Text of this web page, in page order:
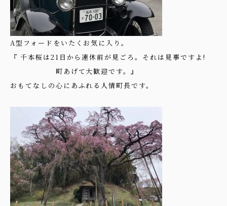
A型フォードをいたくお気に入り。
『 千本桜は21日から連休前が見ごろ。それは見事ですよ!
町あげて大歓迎です。』
おもてなしの心にあふれる人情町長です。